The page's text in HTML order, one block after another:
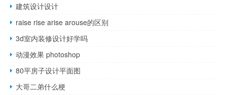
建筑设计设计
raise rise arise arouse的区别
3d室内装修设计好学吗
动漫效果 photoshop
80平房子设计平面图
大哥二弟什么梗